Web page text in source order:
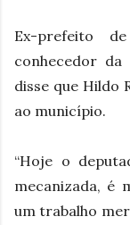
Ex-prefeito
conhecedor da
disse que Hildo
ao município.
“Hoje o
mecanizada, é
um trabalho